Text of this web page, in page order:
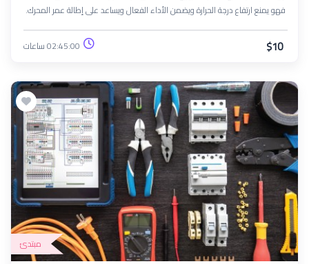
فهو يمنع ارتفاع درجة الحرارة ويضمن الأداء الفعال ويساعد على إطالة عمر المحرك.
$10 02:45:00 ساعات
مبتدئ